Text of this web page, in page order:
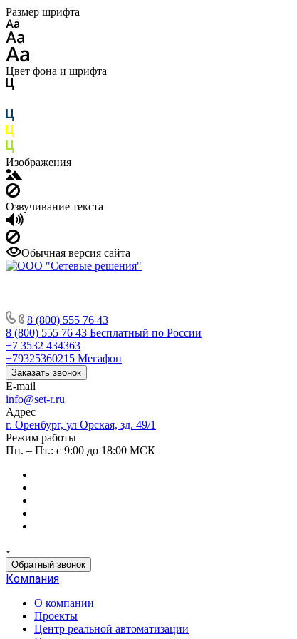
Размер шрифта
Цвет фона и шрифта
Изображения
Озвучивание текста
Обычная версия сайта
8 (800) 555 76 43
8 (800) 555 76 43 Бесплатный по России
+7 3532 434363
+79325360215 Мегафон
Заказать звонок
E-mail
info@set-r.ru
Адрес
г. Оренбург, ул Орская, зд. 49/1
Режим работы
Пн. – Пт.: с 9:00 до 18:00 МСК
Обратный звонок
Компания
О компании
Проекты
Центр реальной автоматизации